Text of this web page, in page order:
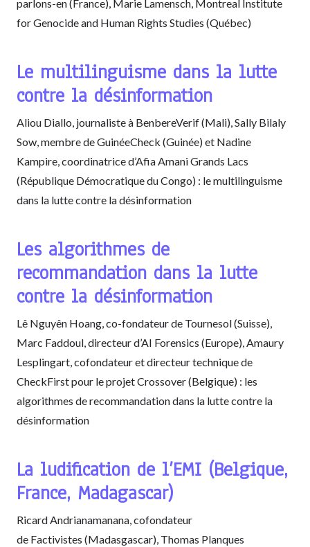
parlons-en (France), Marie Lamensch, Montreal Institute
for Genocide and Human Rights Studies (Québec)
Le multilinguisme dans la lutte
contre la désinformation
Aliou Diallo, journaliste à BenbereVerif (Mali), Sally Bilaly
Sow, membre de GuinéeCheck (Guinée) et Nadine
Kampire, coordinatrice d’Afia Amani Grands Lacs
(République Démocratique du Congo) : le multilinguisme
dans la lutte contre la désinformation
Les algorithmes de
recommandation dans la lutte
contre la désinformation
Lê Nguyên Hoang, co-fondateur de Tournesol (Suisse),
Marc Faddoul, directeur d’AI Forensics (Europe), Amaury
Lesplingart, cofondateur et directeur technique de
CheckFirst pour le projet Crossover (Belgique) : les
algorithmes de recommandation dans la lutte contre la
désinformation
La ludification de l’EMI (Belgique,
France, Madagascar)
Ricard Andrianamanana, cofondateur
de Factivistes (Madasgascar), Thomas Planques